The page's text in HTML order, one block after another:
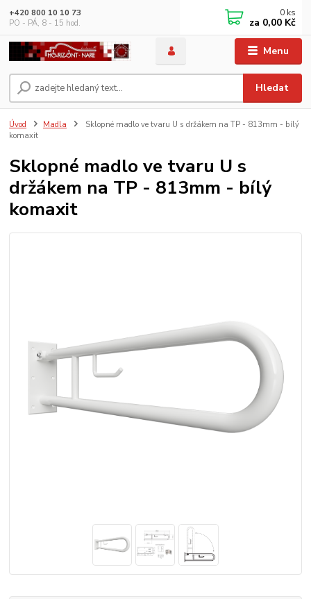
Menu
Hledat
+420 800 10 10 73
PO - PÁ, 8 - 15 hod.
0 ks
za 0,00 Kč
Úvod Madla
Sklopné madlo ve tvaru U s držákem na TP - 813mm - bílý
komaxit
Sklopné madlo ve tvaru U s
držákem na TP - 813mm - bílý
komaxit